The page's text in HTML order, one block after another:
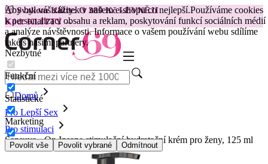
Aby byl váš zážitek v našem e-shopu co nejlepší.Používáme cookies
k personalizaci obsahu a reklam, poskytování funkcí sociálních médií
a analýze návštěvnosti. Informace o vašem používání webu sdílíme
také s našimi partnery.
Nezbytné
Funkční
Statistické
Marketing
Povolit vše Povolit vybrané Odmítnout
😽Svakom Klitty: O 380 Kč LEVNĚJI
Kód: KLITTY →
Domů
Pro Lepší Sex
Pro stimulaci
Sensuva - On Insane stimulační hydratační krém pro ženy, 125 ml